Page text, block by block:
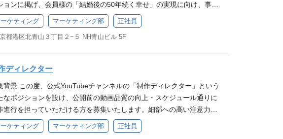
ョンに掲げ、会員様の「結婚後の50年続く幸せ」の実現に向け、事業
拡大させています。 その要となるのが、当社が運営するYouTubeチャ
ルです。現在、4チャンネルを運営しており、登録者数は総計15万人
）を突破。今後さらにコンテンツを拡充すべく、新たなクリエイター
通貫でご担当いただける動画ディレクターを募集します。 急成長する
ソメ予備校のメッセージを、あなたの手で映像コンテンツとして形に
多くの人々の心を動かし、人生を変えるきっかけを創り出しません
*1：2025年7月～12月実績。成婚率＝成婚退会者数÷全退会者数。 *
年実績。 仕事内容 動画ディレクターとして、主にYouTubeチャン
で公開する各種コンテンツの制作に携わっていただきます。具体的に
婚活におけるノウハウをお届けする企画や、成婚者様へのインタビュ
ケティング マーケティング部 正社員
都港区北青山３丁目２−５ NH青山ビル 5F
ディレクター
背景 この度、公式YouTubeチャンネルの「制作ディレクター」という
なポジションを設け、公開前の動画品質の向上・スケジュール通りに
進行を担っていただける方を募集いたします。細部への高い注意力、
な日本語表現の知識、より面白いものを作るための編集視点、スケジ
ル通りに物事を進行させる能力を持つ方にジョインしていただくこと
ケティング マーケティング部 正社員